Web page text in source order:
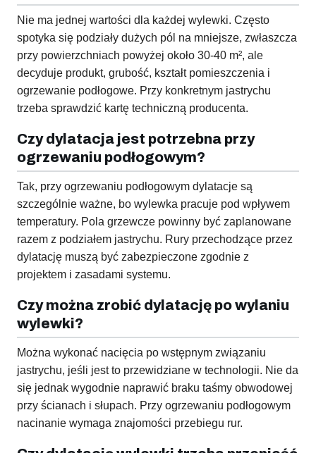
Nie ma jednej wartości dla każdej wylewki. Często
spotyka się podziały dużych pól na mniejsze, zwłaszcza
przy powierzchniach powyżej około 30-40 m², ale
decyduje produkt, grubość, kształt pomieszczenia i
ogrzewanie podłogowe. Przy konkretnym jastrychu
trzeba sprawdzić kartę techniczną producenta.
Czy dylatacja jest potrzebna przy
ogrzewaniu podłogowym?
Tak, przy ogrzewaniu podłogowym dylatacje są
szczególnie ważne, bo wylewka pracuje pod wpływem
temperatury. Pola grzewcze powinny być zaplanowane
razem z podziałem jastrychu. Rury przechodzące przez
dylatację muszą być zabezpieczone zgodnie z
projektem i zasadami systemu.
Czy można zrobić dylatację po wylaniu
wylewki?
Można wykonać nacięcia po wstępnym związaniu
jastrychu, jeśli jest to przewidziane w technologii. Nie da
się jednak wygodnie naprawić braku taśmy obwodowej
przy ścianach i słupach. Przy ogrzewaniu podłogowym
nacinanie wymaga znajomości przebiegu rur.